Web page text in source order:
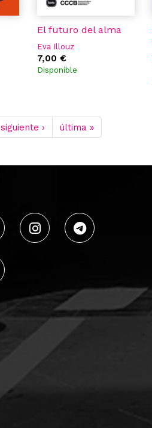
El futuro del alma
Eva Illouz
7,00 €
Disponible
siguiente › última »